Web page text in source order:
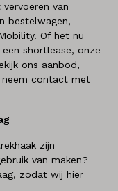
van
bestelwagen,
Of het nu
shortlease, onze
ons aanbod,
neem contact met
zijn
van maken?
zodat wij hier